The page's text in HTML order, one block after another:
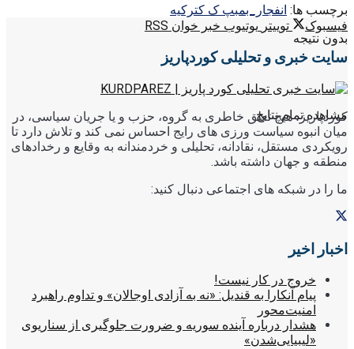
بدون نتیجه
مشاهده تمام نتایج
برچسب ها: انفجار_بمبپ ک کترکیه
فیسبوک
توییتر یوتیوب خبر خوان RSS
سایت خبری و تحلیلی کوردپاریز
کوردپاریز، هیچ تعلق خاطری به گروه، حزب و یا جریان سیاسی، در
میان انبوه سیاست ورزی های رایج احساس نمی کند و تلاش دارد تا
رویکردی مستقل، نقادانه، تحلیلی و خردمندانه به وقایع و رخدادهای
منطقه و جهان داشته باشد.
ما را در شبکه های اجتماعی دنبال کنید:
اخبار اخیر
خروج در کار نیست!
پیام آنکارا به قندیل: «نه به آزادی اوجالان» و تداوم راهبرد
امنیت‌محور
هشدار درباره آینده سوریه و ضرورت جلوگیری از سناریوی
«لیبیایی‌شدن»